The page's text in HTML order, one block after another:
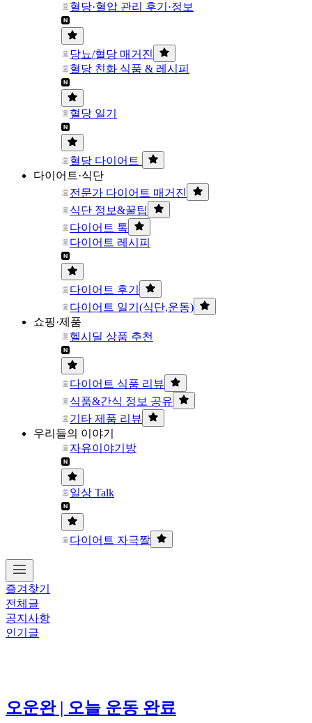
혈당·혈압 관리 후기·정보
당뇨/혈당 매거진
혈당 친화 식품 & 레시피
혈당 일기
혈당 다이어트
다이어트·식단
전문가 다이어트 매거진
식단 정보&꿀팁
다이어트 톡
다이어트 레시피
다이어트 후기
다이어트 일기(식단,운동)
쇼핑·제품
헬시딜 상품 추천
다이어트 식품 리뷰
식품&간식 정보 공유
기타 제품 리뷰
우리들의 이야기
자유이야기방
일상 Talk
다이어트 자극짤
즐겨찾기
전체글
공지사항
인기글
오운완 | 오늘 운동 완료